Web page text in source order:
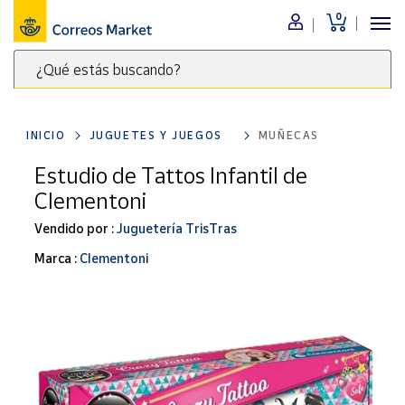
0
¿Qué estás buscando?
clave
para
buscar
productos
Correos
Menú
Nuestro
catálogo
Alimentación
Bebidas
Ocio y cultura
Juguetes y
Tienda de
Correos
INICIO JUGUETES Y JUEGOS MUÑECAS
Estudio de Tattos Infantil de
Clementoni
Vendido por :Juguetería TrisTras
Marca : Clementoni